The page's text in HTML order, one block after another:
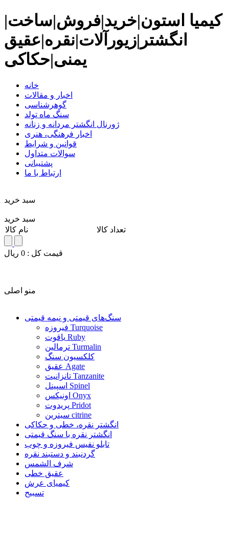
کیمیا استون|خرید|فروش|ساخت|
انگشتر|زیورآلات|نقره|عقیق
یمنی|حکاکی
خانه
اخبار و مقالات
گوهرشناسی
سنگ ماه تولد
ژورنال انگشتر مردانه و زنانه
اخبار فرهنگی، هنری
قوانین و شرایط
سوالات متداول
پشتیبانی
ارتباط با ما
سبد خريد
سبد خرید
نام کالا
تعداد کالا
قيمت کل : 0 ريال
منو اصلی
سنگ‌های قیمتی و نیمه قیمتی
فیروزه Turquoise
یاقوت Ruby
ترمالین Turmalin
کلکسیون سنگ
عقیق Agate
تانزانیت Tanzanite
اسپینل Spinel
اونیکس Onyx
پریدوت Pridot
سیترین citrine
انگشتر نقره، خطی و حکاکی
انگشتر نقره با سنگ قیمتی
تابلو نفیس فیروزه و چوب
گردنبند و دستبند نقره
شرف الشمس
عقیق خطی
کیمیای عرش
تسبیح